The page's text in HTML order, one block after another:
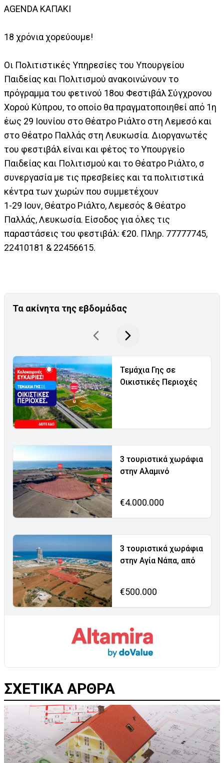
AGENDA ΚΑΠΑΚΙ
18 χρόνια χορεύουμε!
Οι Πολιτιστικές Υπηρεσίες του Υπουργείου
Παιδείας και Πολιτισμού ανακοινώνουν το
πρόγραμμα του φετινού 18ου Φεστιβάλ Σύγχρονου
Χορού Κύπρου, το οποίο θα πραγματοποιηθεί από 1η
έως 29 Ιουνίου στο Θέατρο Ριάλτο στη Λεμεσό και
στο Θέατρο Παλλάς στη Λευκωσία. Διοργανωτές
του φεστιβάλ είναι και φέτος το Υπουργείο
Παιδείας και Πολιτισμού και το Θέατρο Ριάλτο, σ
συνεργασία με τις πρεσβείες και τα πολιτιστικά
κέντρα των χωρών που συμμετέχουν
1-29 Ιουν, Θέατρο Ριάλτο, Λεμεσός & Θέατρο
Παλλάς, Λευκωσία. Είσοδος για όλες τις
παραστάσεις του φεστιβάλ: €20. Πληρ. 77777745,
22410181 & 22456615.
Τα ακίνητα της εβδομάδας
Τεμάχια Γης σε
Οικιστικές Περιοχές
3 τουριστικά χωράφια
στην Αλαμινό
€4.000.000
3 τουριστικά χωράφια
στην Αγία Νάπα, από
€500.000
ΣΧΕΤΙΚΑ ΑΡΘΡΑ